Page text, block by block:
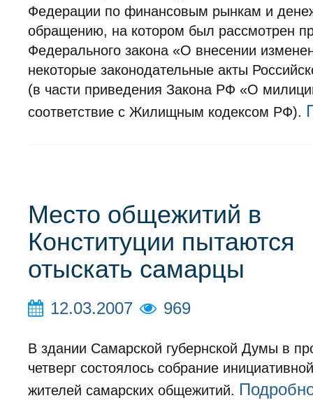
Федерации по финансовым рынкам и
обращению, на котором был рассмотрен
Федерального закона «О внесении
некоторые законодательные акты
(в части приведения Закона РФ «О
соответствие с Жилищным кодексом РФ).
Место общежитий в
Конституции пытаются
отыскать самарцы
12.03.2007 969
В здании Самарской губернской Думы в
четверг состоялось собрание
жителей самарских общежитий.